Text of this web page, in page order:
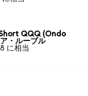
QQQ (Ondo
・ルーブル
に相当